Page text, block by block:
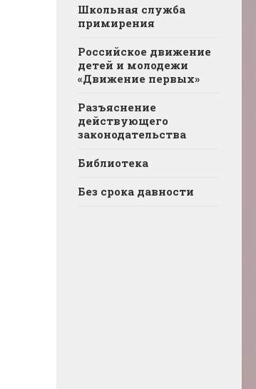
Школьная служба
примирения
Российское движение
детей и молодежи
«Движение первых»
Разъяснение
действующего
законодательства
Библиотека
Без срока давности